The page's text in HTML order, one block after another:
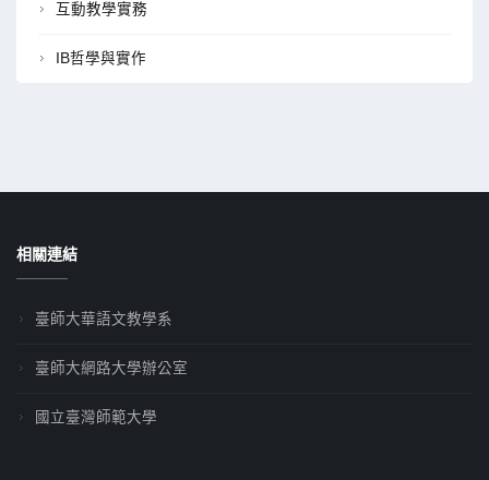
互動教學實務
IB哲學與實作
相關連結
臺師大華語文教學系
臺師大網路大學辦公室
國立臺灣師範大學